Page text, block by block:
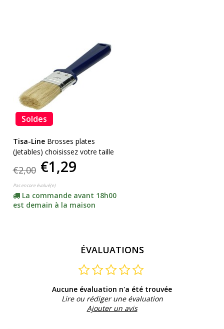
Soldes
Tisa-Line Brosses plates
(Jetables) choisissez votre taille
€2,00 €1,29
Pas encore évalué(e)
La commande avant 18h00
est demain à la maison
ÉVALUATIONS
Aucune évaluation n'a été trouvée
Lire ou rédiger une évaluation
Ajouter un avis